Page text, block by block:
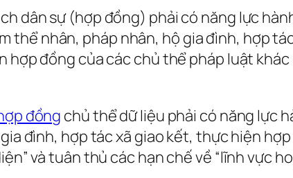
dân sự (hợp đồng) phải có năng lực
thể nhân, pháp nhân, hộ gia đình, hợp
đồng của các chủ thể pháp luật
đồngchủ thể dữ liệu phải có năng lực
đình, hợp tác xã giao kết, thực hiện
và tuân thủ các hạn chế về “lĩnh vực